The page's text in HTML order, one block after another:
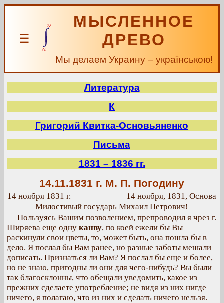
☰
МЫСЛЕННОЕ
ДРЕВО
Мы делаем Украину – українською!
Литература
К
Григорий Квитка-Основьяненко
Письма
1831 – 1836 гг.
14.11.1831 г. М. П. Погодину
14 ноября 1831 г.
14 ноября, 1831, Основа
Милостивый государь Михаил Петрович!
Пользуясь Вашим позволением, препроводил я чрез г.
Ширяева еще одну канву, по коей ежели бы Вы
раскинули свои цветы, то, может быть, она пошла бы в
дело. Я послал бы Вам ранее, но разные заботы мешали
дописать. Признаться ли Вам? Я послал бы еще и более,
но не знаю, пригодны ли они для чего-нибудь? Вы были
так благосклонны, что обещали уведомить, какое из
прежних сделаете употребление; не видя из них нигде
ничего, я полагаю, что из них и сделать ничего нельзя.